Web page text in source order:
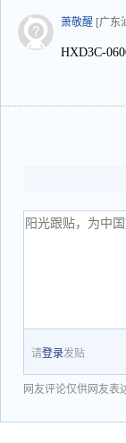
萧敬醒 [广东
HXD3C-
请登录发贴
网友评论仅供网友表